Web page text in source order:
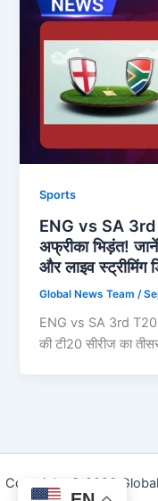
Sports
ENG vs SA
अफ्रीका भिड़ंत!
और लाइव स्ट्रीमिंग
Global News Team /
ENG vs SA 3rd
की टी20 सीरीज का
Copyright © 2026